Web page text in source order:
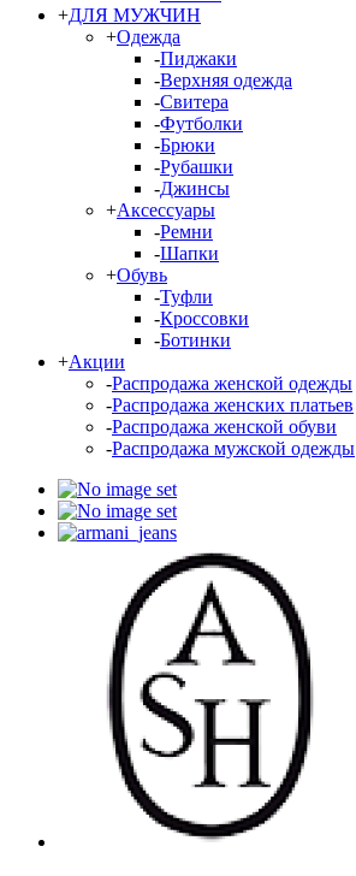
+ДЛЯ МУЖЧИН
+Одежда
-Пиджаки
-Верхняя одежда
-Свитера
-Футболки
-Брюки
-Рубашки
-Джинсы
+Аксессуары
-Ремни
-Шапки
+Обувь
-Туфли
-Кроссовки
-Ботинки
+Акции
-Распродажа женской одежды
-Распродажа женских платьев
-Распродажа женской обуви
-Распродажа мужской одежды